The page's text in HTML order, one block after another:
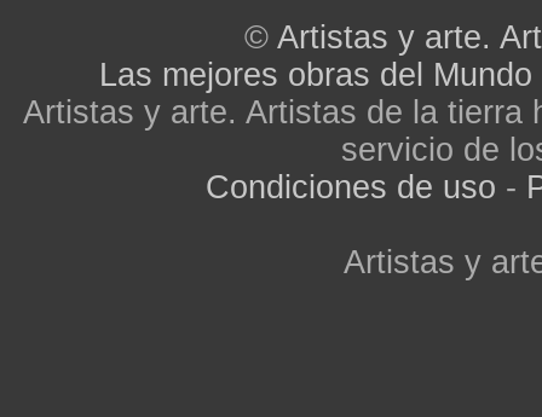
© Artistas y arte.
Las mejores obras del Mundo
Artistas y arte. Artistas de la tierra
servicio de
Condiciones de uso -
Artistas y